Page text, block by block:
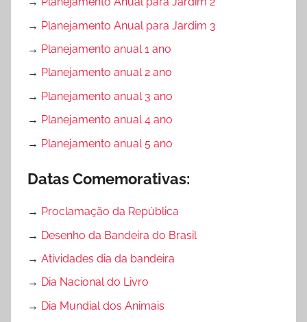
→ Planejamento Anual para Jardim 3
→ Planejamento anual 1 ano
→ Planejamento anual 2 ano
→ Planejamento anual 3 ano
→ Planejamento anual 4 ano
→ Planejamento anual 5 ano
Datas Comemorativas:
→ Proclamação da República
→ Desenho da Bandeira do Brasil
→ Atividades dia da bandeira
→ Dia Nacional do Livro
→ Dia Mundial dos Animais